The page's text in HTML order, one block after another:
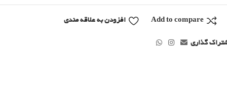
Add to compare افزودن به علاقه مندی
گذاری